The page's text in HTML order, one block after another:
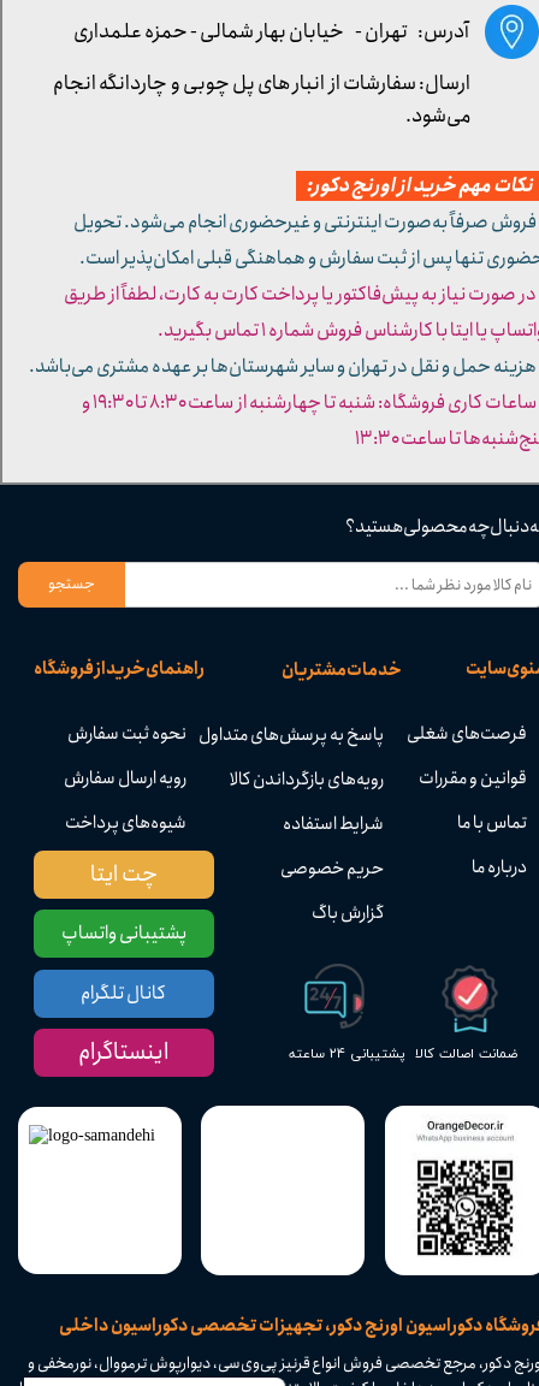
دکوراسیون اورنج دکور، تجهیزات تخصصی دکوراسیون داخلی
پشتیبانی ۲۴ ساعته ضمانت اصالت کالا
راهنمای خرید از فروشگاه
نحوه ثبت سفارش
رویه ارسال سفارش
شیوه‌های پرداخت
خدمات مشتریان
پاسخ به پرسش‌های متداول
رویه‌های بازگرداندن کالا
شرایط استفاده
حریم خصوصی
گزارش باگ
سایت
فرصت‌های شغلی
قوانین و مقررات
تماس با ما
درباره ما
دنبال چه محصولی هستید؟
جستجو
دکور، مرجع تخصصی فروش انواع قرنیز پی‌وی‌سی، دیوارپوش ترمووال، نورمخفی و
پشتیبانی واتساپ
چت ایتا
کانال تلگرام
اینستاگرام
آدرس: تهران - خیابان بهار شمالی - حمزه علمداری
مهم خرید از اورنج دکور:
صرفاً به‌صورت اینترنتی و غیرحضوری انجام می‌شود. تحویل
تنها پس از ثبت سفارش و هماهنگی قبلی امکان‌پذیر است.
صورت نیاز به پیش‌فاکتور یا پرداخت کارت به کارت، لطفاً از طریق
یا ایتا با کارشناس فروش شماره ۱ تماس بگیرید.
حمل و نقل در تهران و سایر شهرستان‌ها بر عهده مشتری می‌باشد.
- ساعات کاری فروشگاه: شنبه تا چهارشنبه از ساعت ۸:۳۰ تا ۱۹:۳۰ و
تا ساعت ۱۳:۳۰​​​​​​​
ارسال: سفارشات از انبار های پل چوبی و چاردانگه انجام
می‌شود.